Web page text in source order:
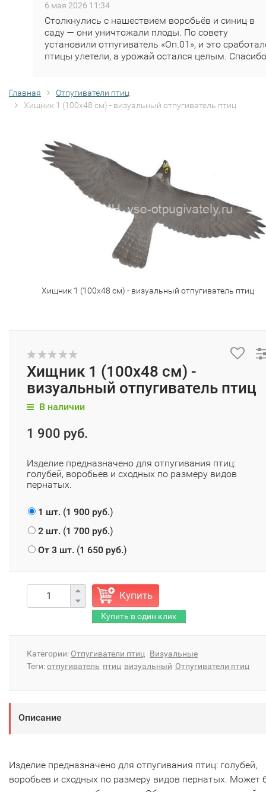
6 мая 2026 11:34
Столкнулись с нашествием воробьёв и синиц в
саду — они уничтожали плоды. По совету
установили отпугиватель «Оп.01», и это
птицы улетели, а урожай остался целым.
Главная
Отпугиватели птиц
Хищник 1 (100х48 см) - визуальный отпугиватель птиц
Хищник 1 (100х48 см) - визуальный отпугиватель птиц
Хищник 1 (100х48 см) -
визуальный отпугиватель птиц
В наличии
1 900 руб.
Изделие предназначено для отпугивания птиц:
голубей, воробьев и сходных по размеру видов
пернатых.
1 шт. (1 900 руб.)
2 шт. (1 700 руб.)
От 3 шт. (1 650 руб.)
Купить
Категории: Отпугиватели птиц
Визуальные
Теги:отпугиватель птиц визуальный Отпугиватели птиц
Описание
Изделие предназначено для отпугивания птиц: голубей,
воробьев и сходных по размеру видов пернатых. Может